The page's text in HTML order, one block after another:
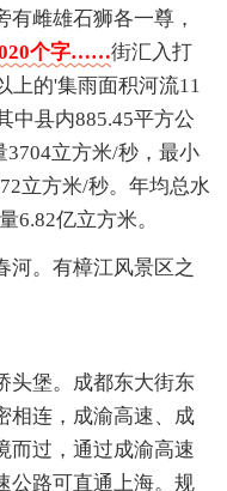
雌雄石狮各一尊，
个字……街汇入打
上的'集雨面积河流11
中县内885.45平方公
3704立方米/秒，最小
立方米/秒。年均总水
6.82亿立方米。
河。有樟江风景区之
头堡。成都东大街东
相连，成渝高速、成
而过，通过成渝高速
公路可直通上海。规